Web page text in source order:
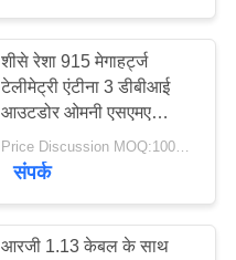
शीसे रेशा 915 मेगाहर्ट्ज
टेलीमेट्री एंटीना 3 डीबीआई
आउटडोर ओमनी एसएमए
टीएनसी कनेक्टर
Price Discussion MOQ:100PCS
संपर्क
आरजी 1.13 केबल के साथ